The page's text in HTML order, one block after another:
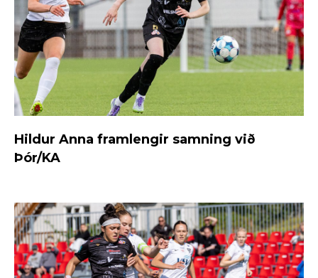
Hildur Anna framlengir samning við
Þór/KA